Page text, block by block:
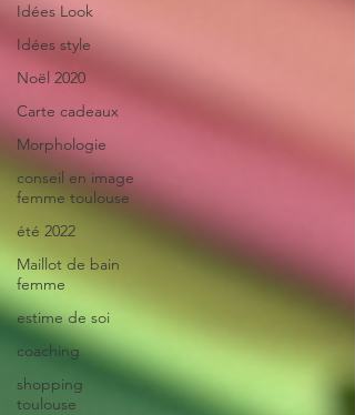
Idées Look
Idées style
Noël 2020
Carte cadeaux
Morphologie
conseil en image
femme toulouse
été 2022
Maillot de bain
femme
estime de soi
coaching
shopping
toulouse